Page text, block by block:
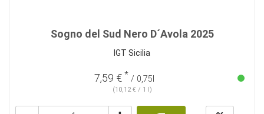
Sogno del Sud Nero D´Avola 2025
IGT Sicilia
7,59 € * / 0,75l
(10,12 € / 1 l)